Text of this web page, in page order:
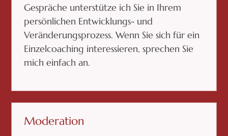
Gespräche unterstütze ich Sie in Ihrem
persönlichen Entwicklungs- und
Veränderungsprozess. Wenn Sie sich für ein
Einzelcoaching interessieren, sprechen Sie
mich einfach an.
Moderation